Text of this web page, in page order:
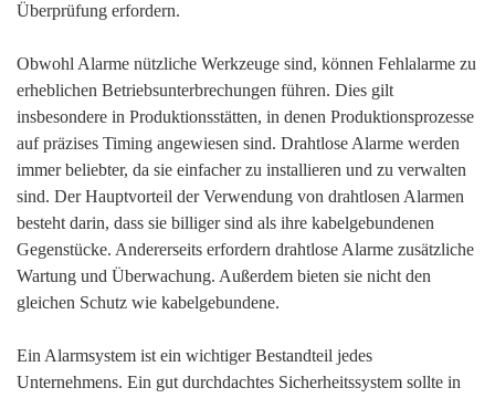
Überprüfung erfordern.
Obwohl Alarme nützliche Werkzeuge sind, können Fehlalarme zu
erheblichen Betriebsunterbrechungen führen. Dies gilt
insbesondere in Produktionsstätten, in denen Produktionsprozesse
auf präzises Timing angewiesen sind. Drahtlose Alarme werden
immer beliebter, da sie einfacher zu installieren und zu verwalten
sind. Der Hauptvorteil der Verwendung von drahtlosen Alarmen
besteht darin, dass sie billiger sind als ihre kabelgebundenen
Gegenstücke. Andererseits erfordern drahtlose Alarme zusätzliche
Wartung und Überwachung. Außerdem bieten sie nicht den
gleichen Schutz wie kabelgebundene.
Ein Alarmsystem ist ein wichtiger Bestandteil jedes
Unternehmens. Ein gut durchdachtes Sicherheitssystem sollte in